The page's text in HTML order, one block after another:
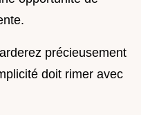
précieusement
doit rimer avec